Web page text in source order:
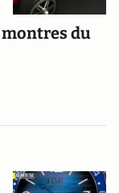
montres du